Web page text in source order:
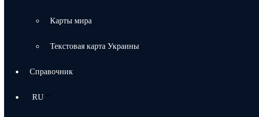
Карты мира
Текстовая карта Украины
Справочник
RU